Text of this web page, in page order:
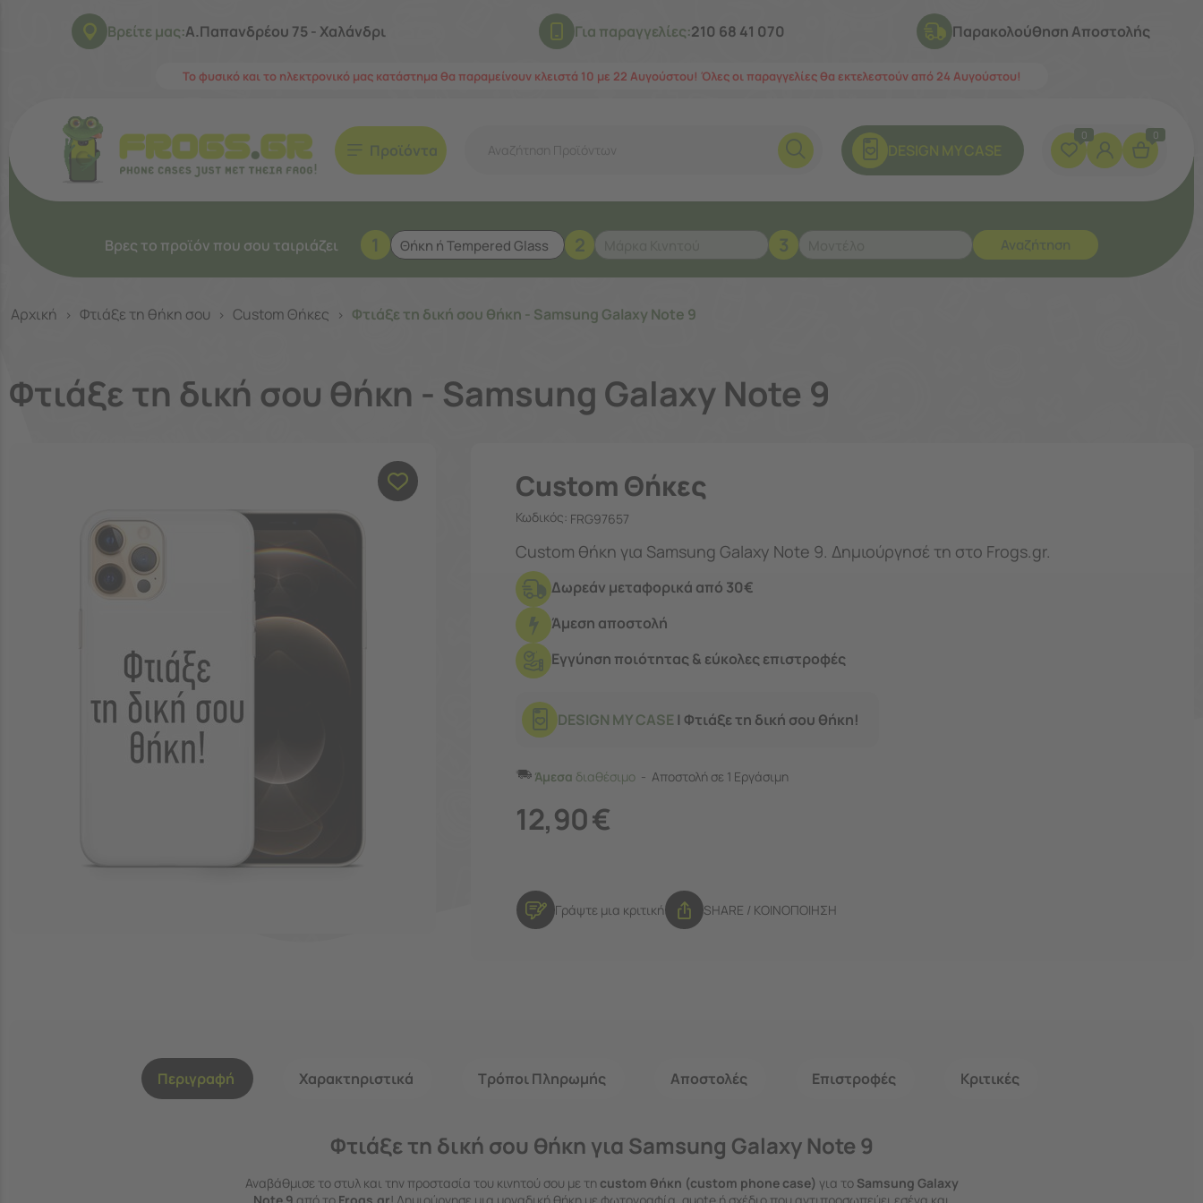
Βρείτε μας:Α.Παπανδρέου 75 - Χαλάνδρι Για παραγγελίες:210 68 41 070 Παρακολούθηση Αποστολής
Το φυσικό και το ηλεκτρονικό μας κατάστημα θα παραμείνουν κλειστά 10 με 22 Αυγούστου! Όλες οι παραγγελίες θα εκτελεστούν από 24 Αυγούστου!
Προϊόντα DESIGN ΜY CASE
0 0
Βρες το προϊόν που σου ταιριάζει 1 2 3 Αναζήτηση
Αρχική > Φτιάξε τη θήκη σου > Custom Θήκες > Φτιάξε τη δική σου θήκη - Samsung Galaxy Note 9
Φτιάξε τη δική σου θήκη - Samsung Galaxy Note 9
Custom Θήκες
Κωδικός: FRG97657
Custom θήκη για Samsung Galaxy Note 9. Δημιούργησέ τη στο Frogs.gr.
Δωρεάν μεταφορικά από 30€
Άμεση αποστολή
Εγγύηση ποιότητας & εύκολες επιστροφές
DESIGN MY CASE | Φτιάξε τη δική σου θήκη!
Άμεσα διαθέσιμο Αποστολή σε 1 Εργάσιμη
12,90€
Γράψτε μια κριτική SHARE / ΚΟΙΝΟΠΟΙΗΣΗ
Περιγραφή Χαρακτηριστικά Τρόποι Πληρωμής Αποστολές Επιστροφές Κριτικές
Φτιάξε τη δική σου θήκη για Samsung Galaxy Note 9
Αναβάθμισε το στυλ και την προστασία του κινητού σου με τη custom θήκη (custom phone case) για το Samsung Galaxy